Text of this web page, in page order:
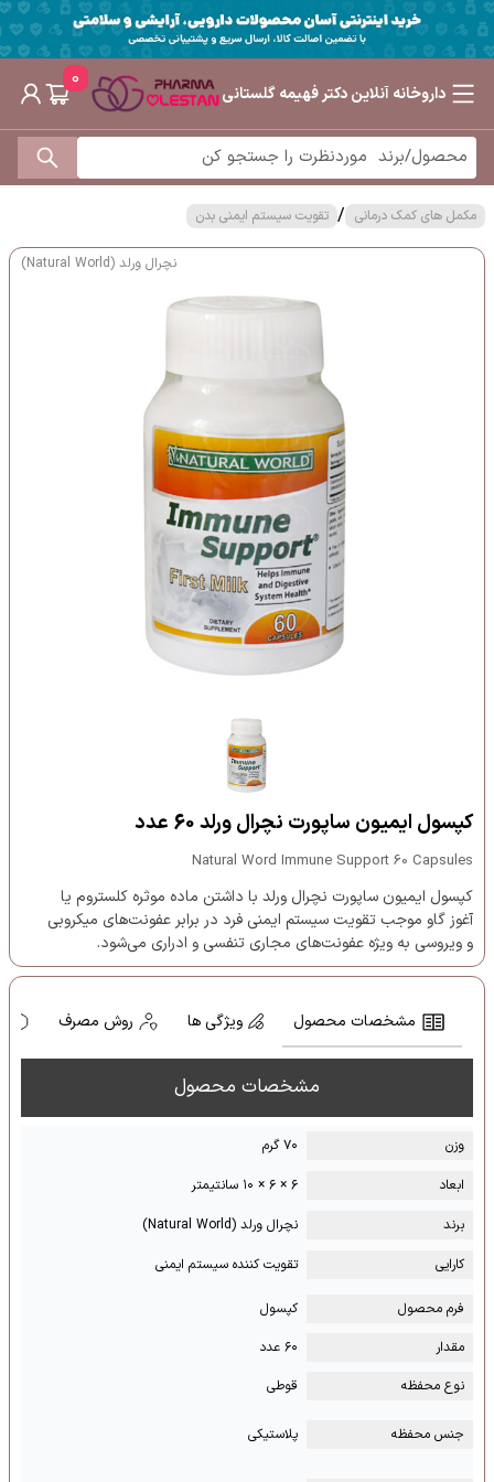
داروخانه آنلاین دکتر فهیمه گلستانی
0
مکمل های کمک درمانی / تقویت سیستم ایمنی بدن
نچرال ورلد (Natural World)
کپسول ایمیون ساپورت نچرال ورلد 60 عدد
Natural Word Immune Support 60 Capsules
کپسول ایمیون ساپورت نچرال ورلد با داشتن ماده موثره کلستروم یا
آغوز گاو موجب تقویت سیستم ایمنی فرد در برابر عفونت‌های میکروبی
و ویروسی به ویژه عفونت‌های مجاری تنفسی و ادراری می‌شود.
مشخصات محصول ویژگی ها روش مصرف
مشخصات محصول
وزن
۷۰ گرم
ابعاد
۶ × ۶ × ۱۰ سانتیمتر
برند
نچرال ورلد (Natural World)
کارایی
تقویت کننده سیستم ایمنی
فرم محصول
کپسول
مقدار
۶۰ عدد
نوع محفظه
قوطی
جنس محفظه پلاستیکی